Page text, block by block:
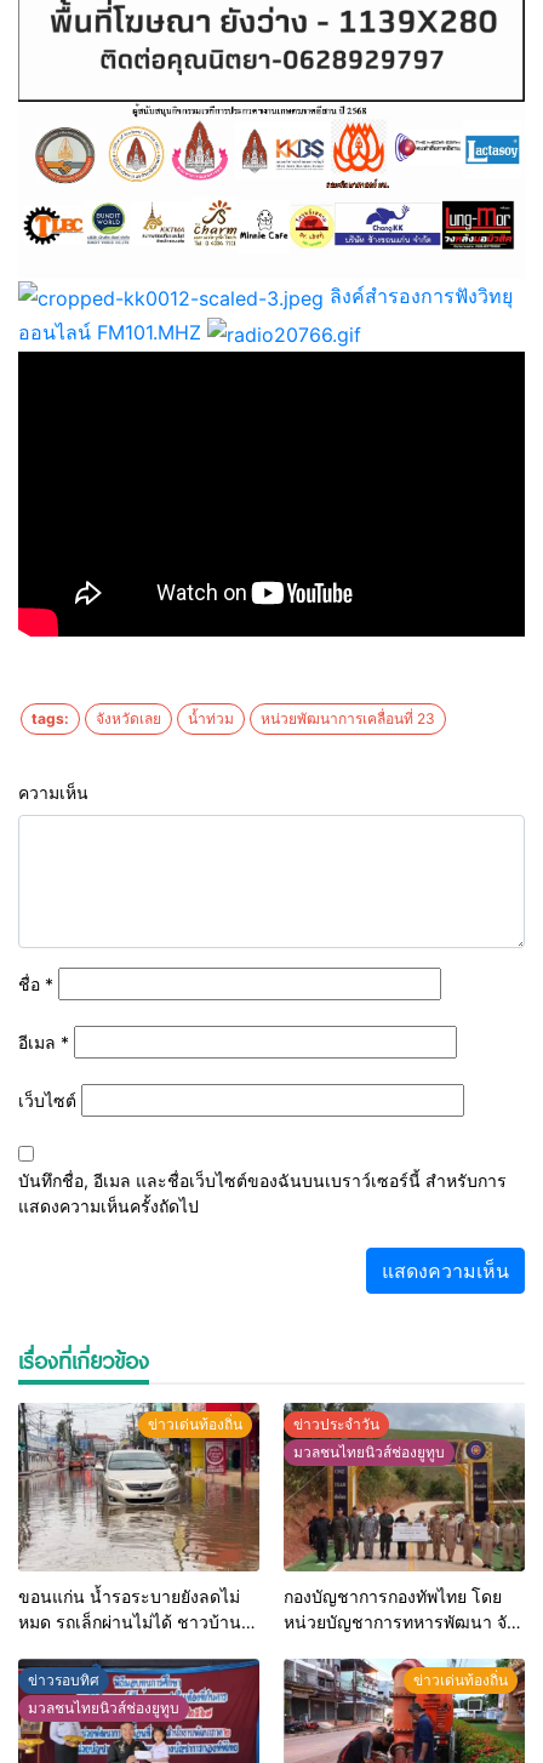
ลิงค์สำรองการฟังวิทยุ
ออนไลน์ FM101.MHZ
tags: จังหวัดเลย น้ำท่วม หน่วยพัฒนาการเคลื่อนที่ 23
ความเห็น
ชื่อ *
อีเมล *
เว็บไซต์
บันทึกชื่อ, อีเมล และชื่อเว็บไซต์ของฉันบนเบราว์เซอร์นี้ สำหรับการ
แสดงความเห็นครั้งถัดไป
เรื่องที่เกี่ยวข้อง
ข่าวเด่นท้องถิ่น
ขอนแก่น น้ำรอระบายยังลดไม่
หมด รถเล็กผ่านไม่ได้ ชาวบ้าน
กลับสู่ภาวะปกติ พร้อมเผยปีนี้ถูก
น้ำท่วม2 ครั้งแล้ว วอนหน่วยงาน
เร่งเข้าช่วยเหลือ
ข่าวประจำวัน
มวลชนไทยนิวส์ช่องยูทูบ
กองบัญชาการกองทัพไทย โดย
หน่วยบัญชาการทหารพัฒนา จัด
สมเด็จพระเจ้าอยู่หัว เนื่องใน
โอกาสวันเฉลิมพระชนมพรรษา
28 กรกฎาคม 2569
ข่าวรอบทิศ
มวลชนไทยนิวส์ช่องยูทูบ
ข่าวเด่นท้องถิ่น